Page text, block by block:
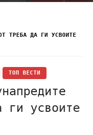
ТРЕБА ДА ГИ УСВОИТЕ
ТОП ВЕСТИ
ги усвоите